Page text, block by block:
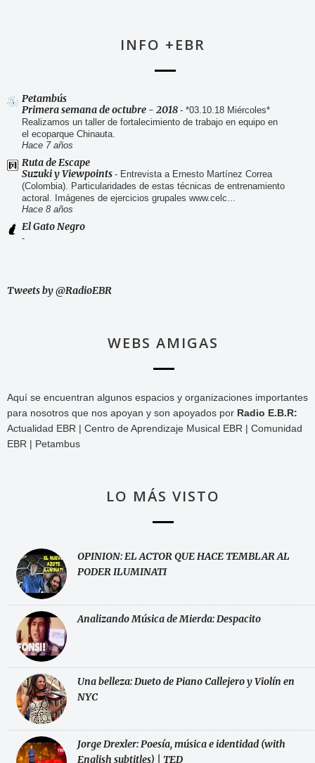
INFO +EBR
Petambús
Primera semana de octubre - 2018 - *03.10.18 Miércoles*
Realizamos un taller de fortalecimiento de trabajo en equipo en
el ecoparque Chinauta.
Hace 7 años
Ruta de Escape
Suzuki y Viewpoints - Entrevista a Ernesto Martínez Correa
(Colombia). Particularidades de estas técnicas de entrenamiento
actoral. Imágenes de ejercicios grupales www.celc...
Hace 8 años
El Gato Negro
-
Tweets by @RadioEBR
WEBS AMIGAS
Aquí se encuentran algunos espacios y organizaciones importantes
para nosotros que nos apoyan y son apoyados por Radio E.B.R:
Actualidad EBR | Centro de Aprendizaje Musical EBR | Comunidad
EBR | Petambus
LO MÁS VISTO
OPINION: EL ACTOR QUE HACE TEMBLAR AL
PODER ILUMINATI
Analizando Música de Mierda: Despacito
Una belleza: Dueto de Piano Callejero y Violín en
NYC
Jorge Drexler: Poesía, música e identidad (with
English subtitles) | TED